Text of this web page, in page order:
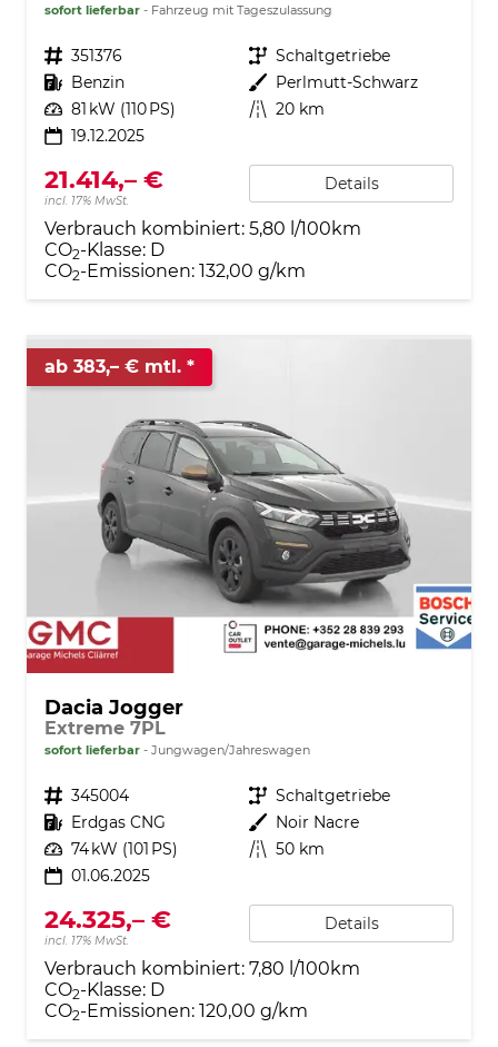
sofort lieferbar Fahrzeug mit Tageszulassung
Fahrzeugnr. 351376 Getriebe Schaltgetriebe
Kraftstoff Benzin Außenfarbe Perlmutt-Schwarz
Leistung 81 kW (110 PS) Kilometerstand 20 km
19.12.2025
21.414,– €
incl. 17% MwSt.
Details
Verbrauch kombiniert: 5,80 l/100km
CO2-Klasse: D
CO2-Emissionen: 132,00 g/km
ab 383,– € mtl.
Dacia Jogger
Extreme 7PL
sofort lieferbar Jungwagen/Jahreswagen
Fahrzeugnr. 345004 Getriebe Schaltgetriebe
Kraftstoff Erdgas CNG Außenfarbe Noir Nacre
Leistung 74 kW (101 PS) Kilometerstand 50 km
01.06.2025
24.325,– €
incl. 17% MwSt.
Details
Verbrauch kombiniert: 7,80 l/100km
CO2-Klasse: D
CO2-Emissionen: 120,00 g/km